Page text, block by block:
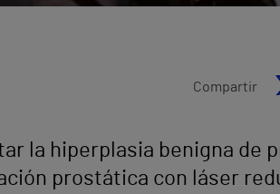
Compartir
la hiperplasia benigna de
prostática con láser